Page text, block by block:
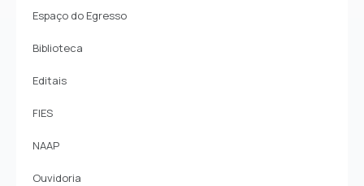
Espaço do Egresso
Biblioteca
Editais
FIES
NAAP
Ouvidoria